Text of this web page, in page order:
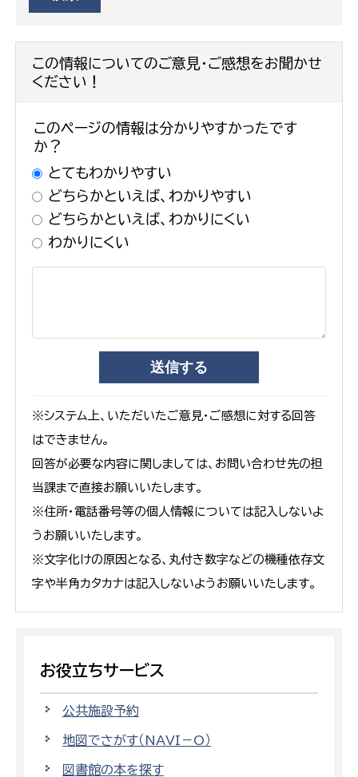
この情報についてのご意見・ご感想をお聞かせ
ください！
このページの情報は分かりやすかったです
か？
とてもわかりやすい
どちらかといえば、わかりやすい
どちらかといえば、わかりにくい
わかりにくい
※システム上、いただいたご意見・ご感想に対する回答
はできません。
回答が必要な内容に関しましては、お問い合わせ先の担
当課まで直接お願いいたします。
※住所・電話番号等の個人情報については記入しないよ
うお願いいたします。
※文字化けの原因となる、丸付き数字などの機種依存文
字や半角カタカナは記入しないようお願いいたします。
お役立ちサービス
公共施設予約
地図でさがす（NAVI－O）
図書館の本を探す